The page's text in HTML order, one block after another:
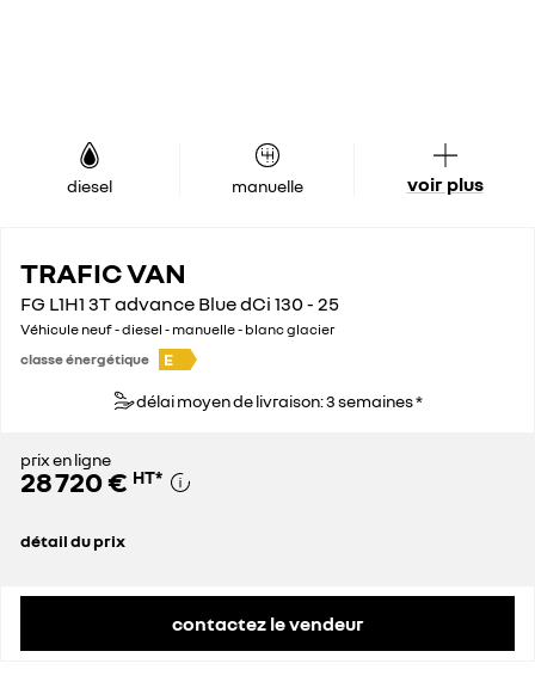
diesel manuelle voir plus
TRAFIC VAN
FG L1H1 3T advance Blue dCi 130 - 25
Véhicule neuf - diesel - manuelle - blanc glacier
classe énergétique
E
délai moyen de livraison: 3 semaines *
prix en ligne
28 720 € HT*
détail du prix
contactez le vendeur